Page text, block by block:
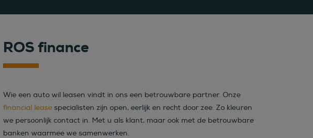
ROS finance
Wie een auto wil leasen vindt in ons een betrouwbare partner. Onze
financial lease specialisten zijn open, eerlijk en recht door zee. Zo kleuren
we persoonlijk contact in. Met u als klant, maar ook met de betrouwbare
banken waarmee we samenwerken.